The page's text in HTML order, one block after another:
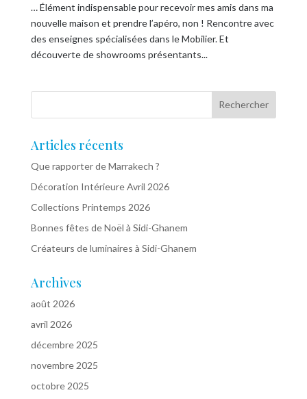
… Élément indispensable pour recevoir mes amis dans ma
nouvelle maison et prendre l’apéro, non ! Rencontre avec
des enseignes spécialisées dans le Mobilier. Et
découverte de showrooms présentants...
Articles récents
Que rapporter de Marrakech ?
Décoration Intérieure Avril 2026
Collections Printemps 2026
Bonnes fêtes de Noël à Sidi-Ghanem
Créateurs de luminaires à Sidi-Ghanem
Archives
août 2026
avril 2026
décembre 2025
novembre 2025
octobre 2025